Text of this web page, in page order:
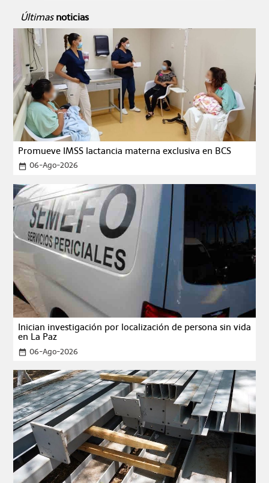
Últimas noticias
Promueve IMSS lactancia materna exclusiva en BCS
date_range 06-Ago-2026
Inician investigación por localización de persona sin vida
en La Paz
date_range 06-Ago-2026